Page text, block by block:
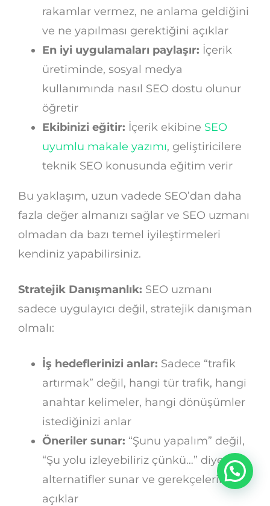
rakamlar vermez, ne anlama geldiğini
ve ne yapılması gerektiğini açıklar
En iyi uygulamaları paylaşır: İçerik
üretiminde, sosyal medya
kullanımında nasıl SEO dostu olunur
öğretir
Ekibinizi eğitir: İçerik ekibine SEO
uyumlu makale yazımı, geliştiricilere
teknik SEO konusunda eğitim verir
Bu yaklaşım, uzun vadede SEO’dan daha
fazla değer almanızı sağlar ve SEO uzmanı
olmadan da bazı temel iyileştirmeleri
kendiniz yapabilirsiniz.
Stratejik Danışmanlık: SEO uzmanı
sadece uygulayıcı değil, stratejik danışman
olmalı:
İş hedeflerinizi anlar: Sadece “trafik
artırmak” değil, hangi tür trafik, hangi
anahtar kelimeler, hangi dönüşümler
istediğinizi anlar
Öneriler sunar: “Şunu yapalım” değil,
“Şu yolu izleyebiliriz çünkü…” diyerek
alternatifler sunar ve gerekçelerini
açıklar